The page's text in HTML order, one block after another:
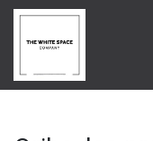
SE RENDRE AU CONTENU